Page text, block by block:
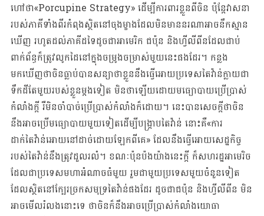
ហៅថា«Porcupine Strategy» ដើម្បីការពារខ្លួនពីចិន ប៉ុន្តែវាសនា
របស់ភាគីទាំងពីរកំពុងស្ថិតនៅចុងម្ខាងដែលមិនមាននរណាអាចនឹកស្មាន
ឃើញ រហូតដល់ភាគីដទៃដូចជាអាមេរិក ជប៉ុន និងហ្វីលីពីនដែលជាប់
ពាក់ព័ន្ធក៏ត្រូវលូកដៃនៅក្នុងចម្រូងចម្រាស់មួយនេះផងដែរ។ កន្លង
មកឃើញថាចិនធ្លាប់បានសន្យាថាខ្លួននឹងធ្វើអោយប្រទេសតៃវ៉ាន់ក្លាយជា
ទឹកដីតែមួយរបស់ខ្លួនម្តងទៀត មិនថាឡើយដោយមធ្យោបាយប្រើប្រាស់
កំលាំងក្តី រឺមិនចាំបាច់ប្រើប្រាស់កំលាំងក៏ដោយ។ នេះបានសេចក្តីថាចិន
នឹងអាចប្រើមធ្យោបាយមួយទៀតដើម្បីបង្ក្រាបតៃវ៉ាន់ នោះគឺ«ការ
ដាក់តៃវ៉ាន់អោយនៅដាច់ដោយឡែកពីគេ»​​​ ដែលនឹងធ្វើអោយសេដ្ឋកិច្ច
របស់តៃវ៉ាន់នឹងត្រូវដួលរលំ។ ខណៈប៉ុនប៉ងយ៉ាងនេះក្តី ក៏សហរដ្ឋអាមេរិច
ដែលជាប្រទេសមហាអំណាចធំមួយ រួមជាមួយប្រទេសមួយចំនួនទៀត
ដែលស្ថិតនៅក្បែរច្រកសមុទ្រតៃវ៉ាន់ផងដែរ ដូចជាជប៉ុន និងហ្វីលីពីន មិន
អាចមើលរំលងនោះទេ ថាចិនក៏នឹងអាចប្រើប្រាស់កំលាំងយោធា